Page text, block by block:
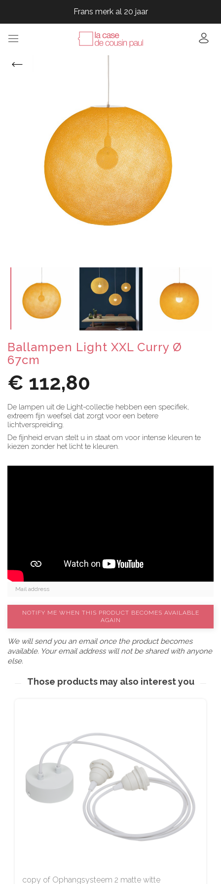
Frans merk al 20 jaar
Frans merk al 20 jaar
Frans merk al 20 jaar
Ballampen Light XXL Curry Ø
67cm
€ 112,80
De lampen uit de Light-collectie hebben een specifiek,
extreem fijn weefsel dat zorgt voor een betere
lichtverspreiding.
De fijnheid ervan stelt u in staat om voor intense kleuren te
kiezen zonder het licht te kleuren.
NOTIFY ME WHEN THIS PRODUCT BECOMES AVAILABLE
AGAIN
We will send you an email once the product becomes
available. Your email address will not be shared with anyone
else.
Those products may also interest you
copy of Ophangsysteem 2 matte witte